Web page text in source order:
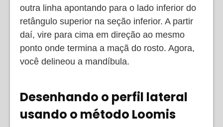
outra linha apontando para o lado inferior do
retângulo superior na seção inferior. A partir
daí, vire para cima em direção ao mesmo
ponto onde termina a maçã do rosto. Agora,
você delineou a mandíbula.
Desenhando o perfil lateral
usando o método Loomis